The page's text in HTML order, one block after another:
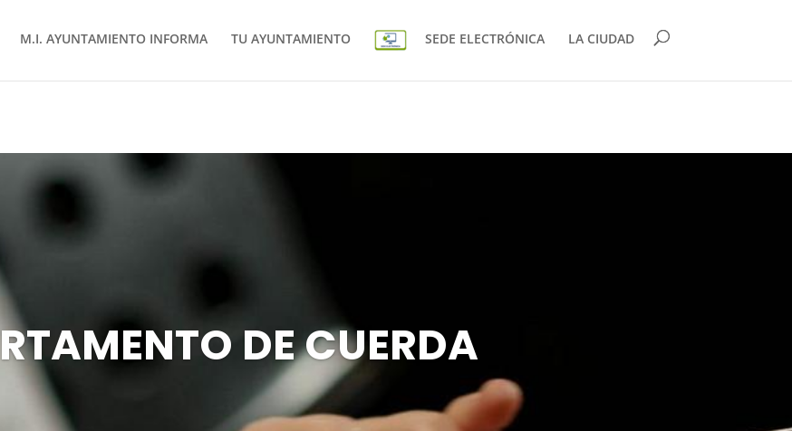
M.I. AYUNTAMIENTO INFORMA TU AYUNTAMIENTO SEDE ELECTRÓNICA LA CIUDAD
DE CUERDA